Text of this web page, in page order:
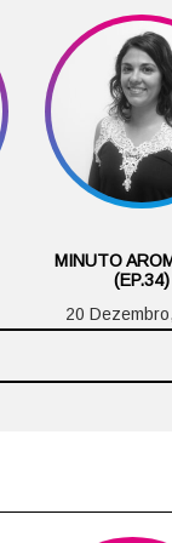
MINUTO
(EP.34)
20